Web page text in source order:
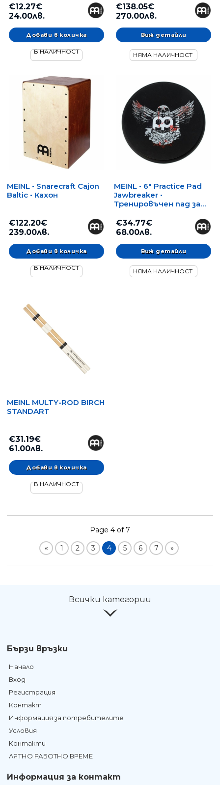
€12.27€
24.00лв.
В НАЛИЧНОСТ
€138.05€
270.00лв.
Виж детайли
НЯМА НАЛИЧНОСТ
MEINL • Snarecraft Cajon
Baltic • Кахон
€122.20€
239.00лв.
В НАЛИЧНОСТ
MEINL • 6" Practice Pad
Jawbreaker •
Тренировъчен пад за
€34.77€
68.00лв.
Виж детайли
НЯМА НАЛИЧНОСТ
MEINL MULTY-ROD BIRCH
STANDART
€31.19€
61.00лв.
В НАЛИЧНОСТ
Page 4 of 7
« 1 2 3 4 5 6 7 »
Всички категории
Бързи връзки
Начало
Вход
Регистрация
Контакт
Информация за потребителите
Условия
Контакти
ЛЯТНО РАБОТНО ВРЕМЕ
Информация за контакт